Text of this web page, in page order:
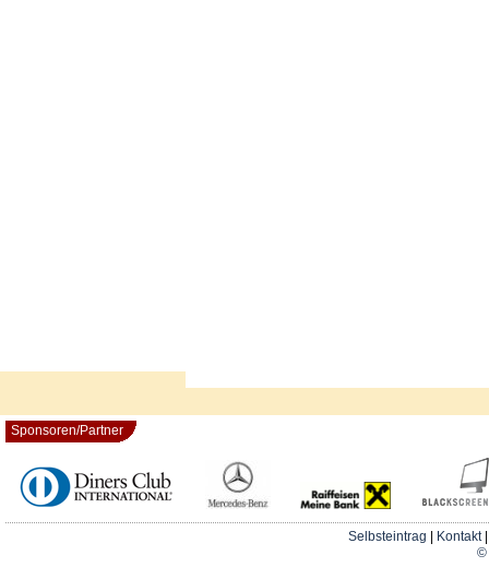
Sponsoren/Partner
Selbsteintrag Kontakt
©